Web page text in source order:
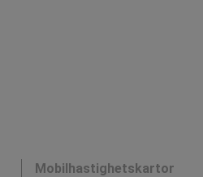
Mobilhastighetskartor